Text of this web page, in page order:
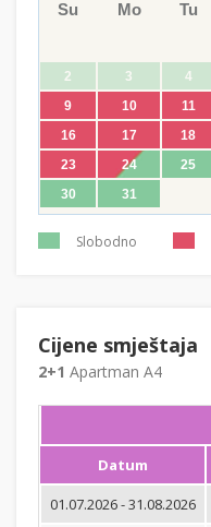
Su Mo Tu
2
3 4
9
10 11
16
17 18
23
24 25
30
31
Slobodno
Cijene smještaja
2+1 Apartman A4
Datum
01.07.2026 - 31.08.2026